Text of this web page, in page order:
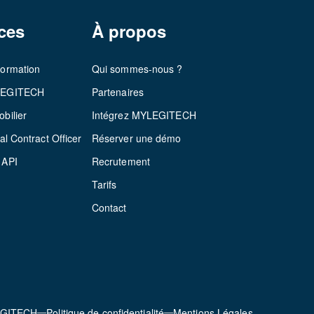
Contract Officer
À propos
Qui sommes-nous ?
Partenaires
Intégrez MYLEGITECH
Réserver une démo
Recrutement
Tarifs
Contact